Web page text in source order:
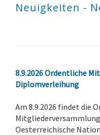
Neuigkeiten -
8.9.2026 Ordentliche
Diplomverleihung
Am 8.9.2026 findet die
Mitgliederversammlung
Oesterreichische